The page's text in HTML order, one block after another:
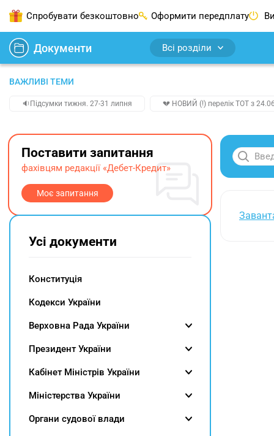
Спробувати безкоштовно Оформити передплату
Документи Всі розділи
ВАЖЛИВІ ТЕМИ
🔉Підсумки тижня. 27-31 липня 💔 НОВИЙ (!) перелік ТОТ з
Поставити запитання
фахівцям редакції «Дебет-Кредит»
Моє запитання
Усі документи
Конституція
Кодекси України
Верховна Рада України
Президент України
Кабінет Міністрів України
Міністерства України
Органи судової влади